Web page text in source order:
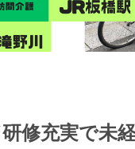
修充実で未